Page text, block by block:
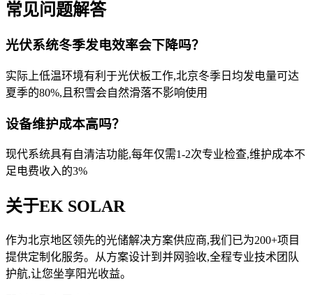
常见问题解答
光伏系统冬季发电效率会下降吗？
实际上低温环境有利于光伏板工作,北京冬季日均发电量可达
夏季的80%,且积雪会自然滑落不影响使用
设备维护成本高吗？
现代系统具有自清洁功能,每年仅需1-2次专业检查,维护成本不
足电费收入的3%
关于EK SOLAR
作为北京地区领先的光储解决方案供应商,我们已为200+项目
提供定制化服务。从方案设计到并网验收,全程专业技术团队
护航,让您坐享阳光收益。